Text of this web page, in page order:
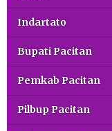
Indartato
Bupati Pacitan
Pemkab Pacitan
Pilbup Pacitan